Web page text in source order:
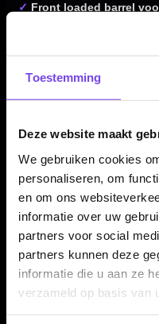
Toestemming
Deze website maakt
We gebruiken cookies
personaliseren, om
en om ons
informatie over uw
partners voor social
partners kunnen deze
informatie die u aan ze
verzameld op basis van
✓ Front loaded barrel
Precision milled grip
Dartpijl Materiaal:95%
Dartpijl Gewicht:18-22-
Dartpijl Kleur:Zwart /
Gewichtsverdeling:Front
Grip type:Precision milled
Punt type: Swiss Point
Punt lengte:26 mm
Shaft lengte:Short